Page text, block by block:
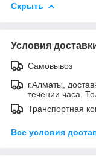
Скрыть
Условия
Самовывоз
г.Алматы,
течении часа.
Транспортная
Все условия